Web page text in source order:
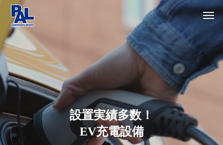
放 ・ 通信・エネル
脱 炭素社会へ向けて
然エネルギーを 活
設置実績多数！
EV充電設備
地球にやさし く
ヒトにやさしく